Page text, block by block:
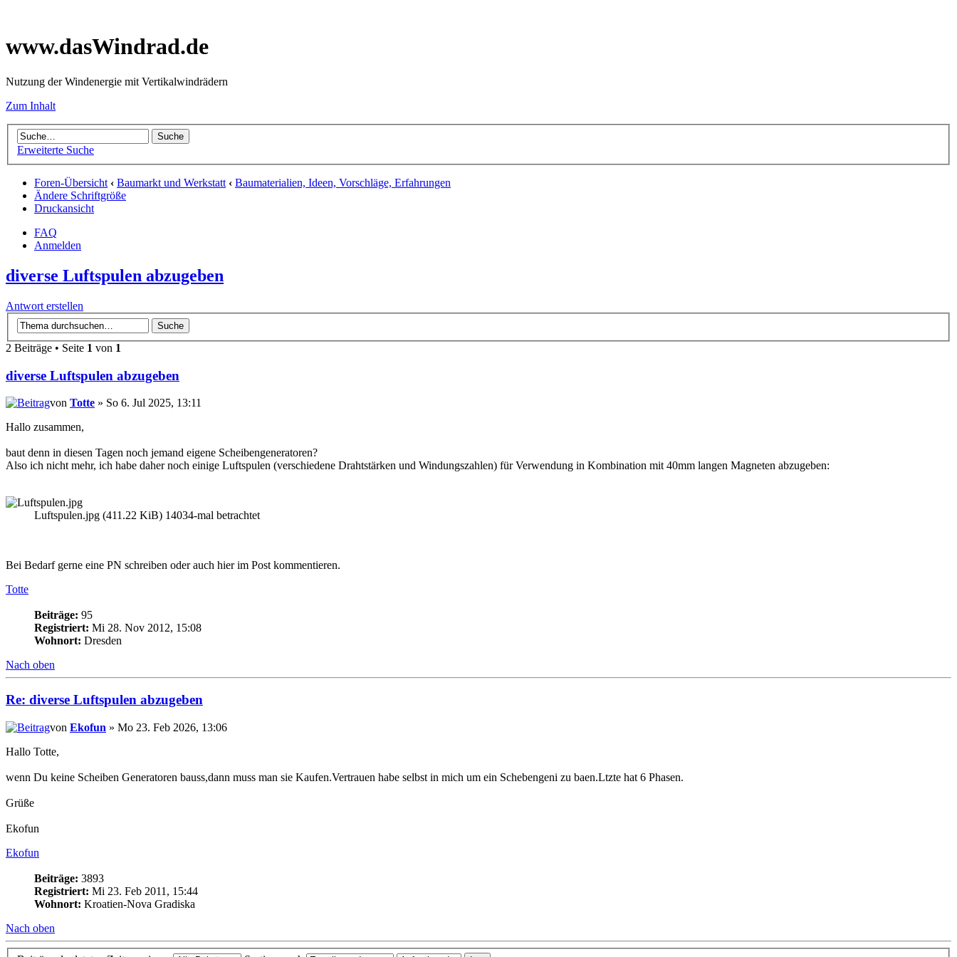
www.dasWindrad.de
Nutzung der Windenergie mit Vertikalwindrädern
Zum Inhalt
Erweiterte Suche
Foren-Übersicht ‹ Baumarkt und Werkstatt ‹ Baumaterialien, Ideen, Vorschläge, Erfahrungen
Ändere Schriftgröße
Druckansicht
FAQ
Anmelden
diverse Luftspulen abzugeben
Antwort erstellen
2 Beiträge • Seite 1 von 1
diverse Luftspulen abzugeben
von Totte » So 6. Jul 2025, 13:11
Hallo zusammen,
baut denn in diesen Tagen noch jemand eigene Scheibengeneratoren?
Also ich nicht mehr, ich habe daher noch einige Luftspulen (verschiedene Drahtstärken und Windungszahlen) für Verwendung in Kombination mit 40mm langen Magneten abzugeben:
Luftspulen.jpg (411.22 KiB) 14034-mal betrachtet
Bei Bedarf gerne eine PN schreiben oder auch hier im Post kommentieren.
Totte
Beiträge: 95
Registriert: Mi 28. Nov 2012, 15:08
Wohnort: Dresden
Nach oben
Re: diverse Luftspulen abzugeben
von Ekofun » Mo 23. Feb 2026, 13:06
Hallo Totte,
wenn Du keine Scheiben Generatoren bauss,dann muss man sie Kaufen.Vertrauen habe selbst in mich um ein Schebengeni zu baen.Ltzte hat 6 Phasen.
Grüße
Ekofun
Ekofun
Beiträge: 3893
Registriert: Mi 23. Feb 2011, 15:44
Wohnort: Kroatien-Nova Gradiska
Nach oben